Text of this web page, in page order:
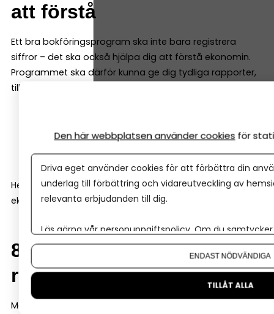
att förstå
Ett bra bokföringsprogram ska inte bara registrera
siffror – det ska också hjälpa dig att förstå ekonomin.
Programmet ska därför kunna ge dig tydliga rapporter,
till exempel:
balansrapport
kassaflödesrapport
Helst ska de vara enkla att läsa även för den som inte är
ekonom.
8. Samarbete med
redovisningskonsult
Många företag väljer att anlita en redovisningskonsult
Den här webbplatsen använder cookies för
Driva eget använder cookies för att förbättra din
underlag till förbättring och vidareutveckling av
relevanta erbjudanden till dig.
Läs gärna vår personuppgiftspolicy. Om du
Om du vill ändra ditt val i efterhand hittar du den
ENDAST NÖDVÄNDIGA
TILLÅT ALLA